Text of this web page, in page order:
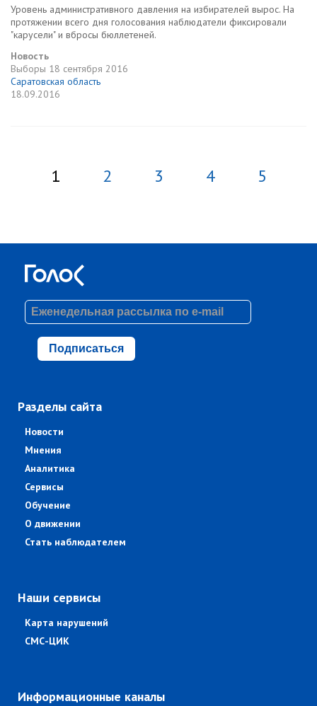
Уровень административного давления на избирателей вырос. На
протяжении всего дня голосования наблюдатели фиксировали
"карусели" и вбросы бюллетеней.
Новость
Выборы 18 сентября 2016
Саратовская область
18.09.2016
1 2 3 4 5
Подписаться
Разделы сайта
Новости
Мнения
Аналитика
Сервисы
Обучение
О движении
Стать наблюдателем
Наши сервисы
Карта нарушений
СМС-ЦИК
Информационные каналы